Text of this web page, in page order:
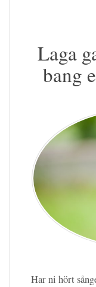
Laga
bang
Har ni hört